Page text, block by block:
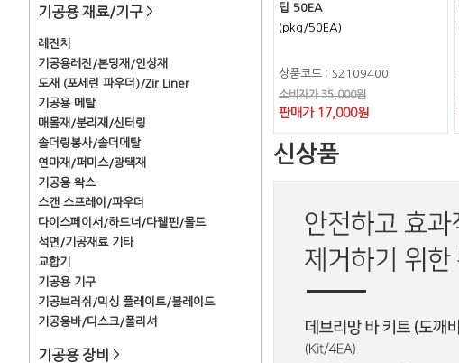
기공용 재료/기구 >
레진치
기공용레진/본딩재/인상재
도재 (포세린 파우더)/Zir Liner
기공용 메탈
매몰재/분리재/신터링
솔더링봉사/솔더메탈
연마재/퍼미스/광택재
기공용 왁스
스캔 스프레이/파우더
다이스페이서/하드너/다웰핀/몰드
석면/기공재료 기타
교합기
기공용 기구
기공브러쉬/믹싱 플레이트/블레이드
기공용바/디스크/폴리셔
기공용 장비 >
팁 50EA
(pkg/50EA)
상품코드 : S2109400
소비자가 35,000원
판매가 17,000원
신상품